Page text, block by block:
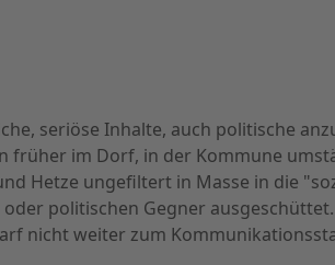
seriöse Inhalte, auch politische
früher im Dorf, in der Kommune
Hetze ungefiltert in Masse in die
politischen Gegner ausgeschüttet.
nicht weiter zum